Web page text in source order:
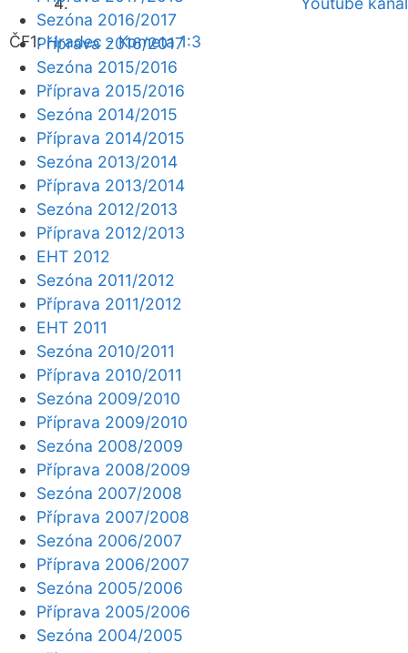
ČF1:Hradec - Kometa 1:3
Sezóna 2016/2017
Příprava 2016/2017
Sezóna 2015/2016
Příprava 2015/2016
Sezóna 2014/2015
Příprava 2014/2015
Sezóna 2013/2014
Příprava 2013/2014
Sezóna 2012/2013
Příprava 2012/2013
EHT 2012
Sezóna 2011/2012
Příprava 2011/2012
EHT 2011
Sezóna 2010/2011
Příprava 2010/2011
Sezóna 2009/2010
Příprava 2009/2010
Sezóna 2008/2009
Příprava 2008/2009
Sezóna 2007/2008
Příprava 2007/2008
Sezóna 2006/2007
Příprava 2006/2007
Sezóna 2005/2006
Příprava 2005/2006
Sezóna 2004/2005